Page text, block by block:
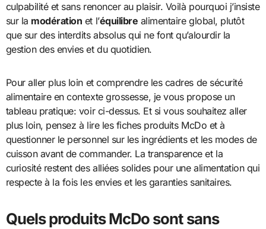
culpabilité et sans renoncer au plaisir. Voilà pourquoi j’insiste
sur la modération et l’équilibre alimentaire global, plutôt
que sur des interdits absolus qui ne font qu’alourdir la
gestion des envies et du quotidien.
Pour aller plus loin et comprendre les cadres de sécurité
alimentaire en contexte grossesse, je vous propose un
tableau pratique: voir ci-dessus. Et si vous souhaitez aller
plus loin, pensez à lire les fiches produits McDo et à
questionner le personnel sur les ingrédients et les modes de
cuisson avant de commander. La transparence et la
curiosité restent des alliées solides pour une alimentation qui
respecte à la fois les envies et les garanties sanitaires.
Quels produits McDo sont sans